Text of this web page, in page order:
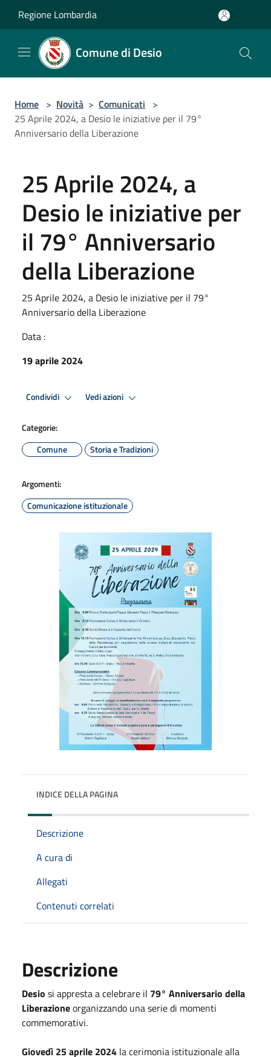
Regione Lombardia
Comune di Desio
Home > Novità > Comunicati >
25 Aprile 2024, a Desio le iniziative per il 79°
Anniversario della Liberazione
25 Aprile 2024, a
Desio le iniziative per
il 79° Anniversario
della Liberazione
25 Aprile 2024, a Desio le iniziative per il 79°
Anniversario della Liberazione
Data :
19 aprile 2024
Condividi Vedi azioni
Categorie:
Comune
Storia e Tradizioni
Argomenti:
Comunicazione istituzionale
INDICE DELLA PAGINA
Descrizione
A cura di
Allegati
Contenuti correlati
Descrizione
Desio si appresta a celebrare il 79° Anniversario della
Liberazioneorganizzando una serie di momenti
commemorativi.
Giovedì 25 aprile 2024 la cerimonia istituzionale alla